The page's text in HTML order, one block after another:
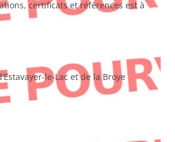
certificats et références est à
le-Lac et de la Broye